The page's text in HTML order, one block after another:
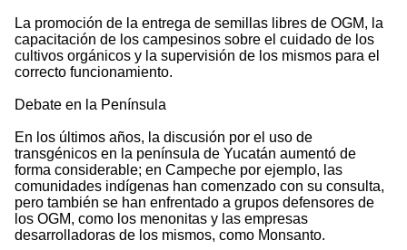
La promoción de la entrega de semillas libres de OGM, la
capacitación de los campesinos sobre el cuidado de los
cultivos orgánicos y la supervisión de los mismos para el
correcto funcionamiento.
Debate en la Península
En los últimos años, la discusión por el uso de
transgénicos en la península de Yucatán aumentó de
forma considerable; en Campeche por ejemplo, las
comunidades indígenas han comenzado con su consulta,
pero también se han enfrentado a grupos defensores de
los OGM, como los menonitas y las empresas
desarrolladoras de los mismos, como Monsanto.